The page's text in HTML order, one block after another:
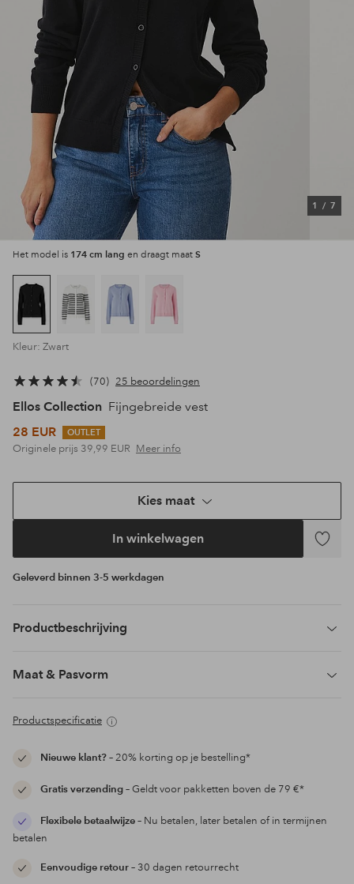
1 / 7
Het model is 174 cm lang en draagt maat S
Kleur: Zwart
70 25 beoordelingen
Ellos Collection Fijngebreide vest
28 EUR
OUTLET
Originele prijs 39,99 EUR Meer info
Kies maat
In winkelwagen
Geleverd binnen 3-5 werkdagen
Productbeschrijving
Maat & Pasvorm
Productspecificatie
Nieuwe klant?– 20% korting op je bestelling*
Gratis verzending– Geldt voor pakketten boven de 79 €*
Flexibele betaalwijze– Nu betalen, later betalen of in termijnen
betalen
Eenvoudige retour– 30 dagen retourrecht